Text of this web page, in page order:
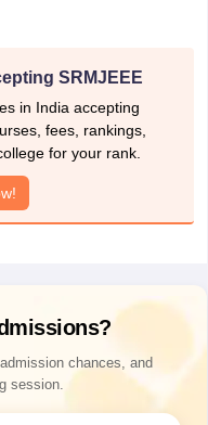
SRMJEEE
in India accepting
fees, rankings,
for your rank.
chances, and
session.